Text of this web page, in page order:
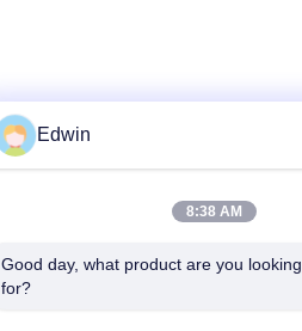
Edwin
8:38 AM
Good day, what product are you looking
for?